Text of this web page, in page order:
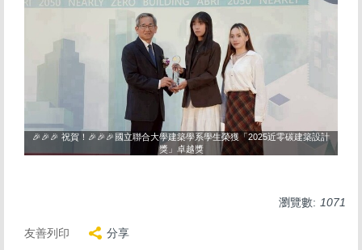
🎉🎉🎉 祝賀！🎉🎉🎉國立聯合大學建築學系學生榮獲「2025近零碳建築設計
獎」卓越獎
瀏覽數: 1071
友善列印 分享